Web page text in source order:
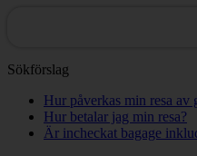
Sökförslag
Hur påverkas min resa av
Hur betalar jag min resa?
Är incheckat bagage